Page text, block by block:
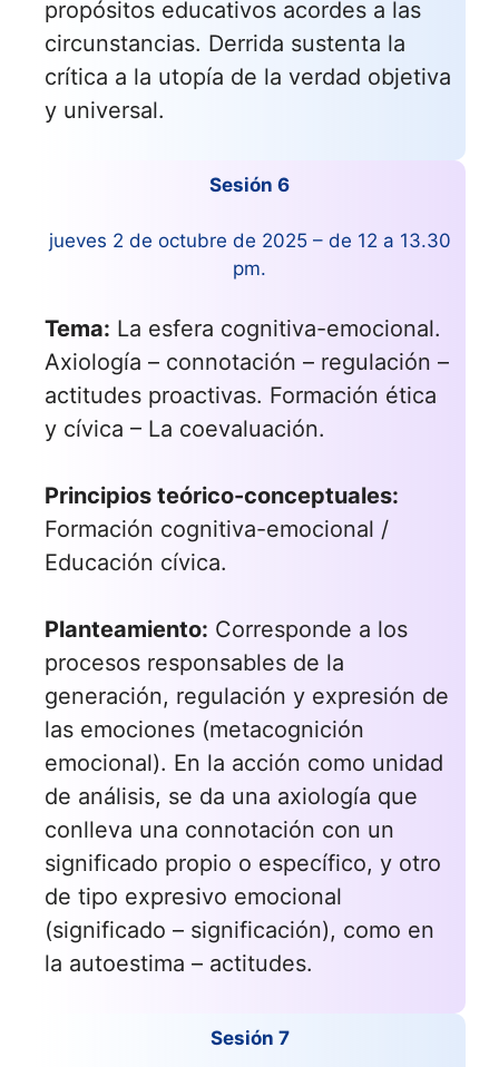
propósitos educativos acordes a las
circunstancias. Derrida sustenta la
crítica a la utopía de la verdad objetiva
y universal.
Sesión 6
jueves 2 de octubre de 2025 – de 12 a 13.30
pm.
Tema: La esfera cognitiva-emocional.
Axiología – connotación – regulación –
actitudes proactivas. Formación ética
y cívica – La coevaluación.
Principios teórico-conceptuales:
Formación cognitiva-emocional /
Educación cívica.
Planteamiento: Corresponde a los
procesos responsables de la
generación, regulación y expresión de
las emociones (metacognición
emocional). En la acción como unidad
de análisis, se da una axiología que
conlleva una connotación con un
significado propio o específico, y otro
de tipo expresivo emocional
(significado – significación), como en
la autoestima – actitudes.
Sesión 7